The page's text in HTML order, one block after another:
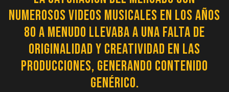
numerosos videos musicales en los años
80 a menudo llevaba a una falta de
originalidad y creatividad en las
producciones, generando contenido
genérico.